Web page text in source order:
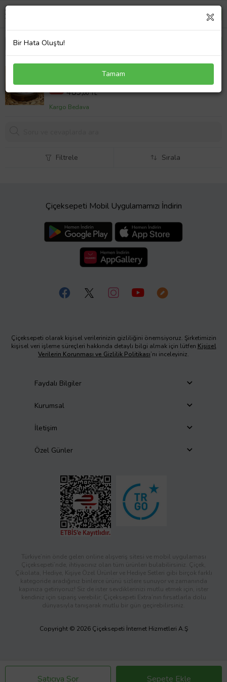
Hemşire Temalı Kişiye Özel Lüks Kupa
%17 589,00 TL
489,00 TL
Kargo Bedava
Satıcıya Sor Sepete Ekle
Filtrele Sırala
Çiçeksepeti Mobil Uygulamamızı İndirin
Çiçeksepeti olarak kişisel verilerinizin gizliliğini önemsiyoruz. Şirketimizin
kişisel veri işleme süreçleri hakkında detaylı bilgi almak için lütfen Kişisel
Verilerin Korunması ve Gizlilik Politikası’nı inceleyiniz.
Faydalı Bilgiler
Kurumsal
İletişim
Özel Günler
Türkiye’nin önde gelen online alışveriş sitesi ve mobil uygulaması
Çiçeksepeti’nde, ihtiyacınız olan tüm ürünleri bulabilirsiniz. Çiçek,
Çikolata, Hediye, Kişiye Özel Ürünler ve Hediye Setleri gibi birçok farklı
kategoride aradığınız binlerce ürünü sizlere sunuyor ve zamanında
kapınıza getiriyoruz! Siz de ister sevdiklerinizi mutlu etmek için, ister
kendiniz için sipariş verebilir; Çiçeksepeti Extra’nın fırsatlarla dolu
dünyasıyla tanışarak mutlu bir gün geçirebilirsiniz.
Copyright © 2026 Çiçeksepeti İnternet Hizmetleri A.Ş
Bir Hata Oluştu!
Tamam